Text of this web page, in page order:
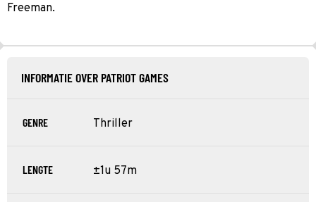
Freeman.
INFORMATIE OVER PATRIOT GAMES
GENRE Thriller
LENGTE ±1u 57m